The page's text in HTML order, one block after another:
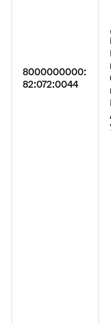
8000000000:
82:072:0044